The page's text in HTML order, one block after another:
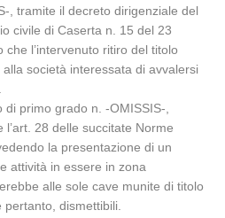
, tramite il decreto dirigenziale del
civile di Caserta n. 15 del 23
l’intervenuto ritiro del titolo
società interessata di avvalersi
primo grado n. -OMISSIS-,
28 delle succitate Norme
la presentazione di un
attività in essere in zona
alle sole cave munite di titolo
dismettibili.